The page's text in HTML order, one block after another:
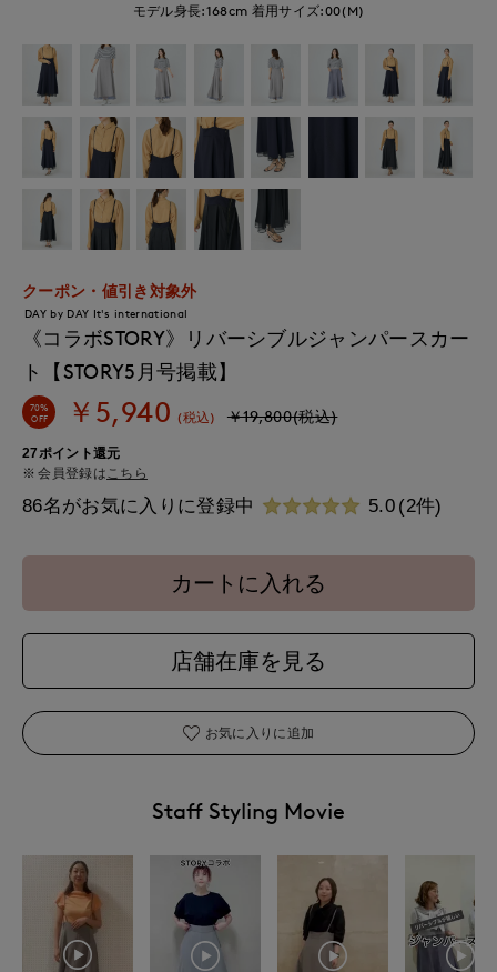
モデル身長:168cm 着用サイズ:00(M)
クーポン・値引き対象外
DAY by DAY It's international
《コラボSTORY》リバーシブルジャンパースカー
ト【STORY5月号掲載】
70%
OFF
￥5,940 (税込) ￥19,800(税込)
27ポイント還元
会員登録はこちら
86名がお気に入りに登録中 5.0 (2件)
カートに入れる
店舗在庫を見る
お気に入りに追加
Staff Styling Movie